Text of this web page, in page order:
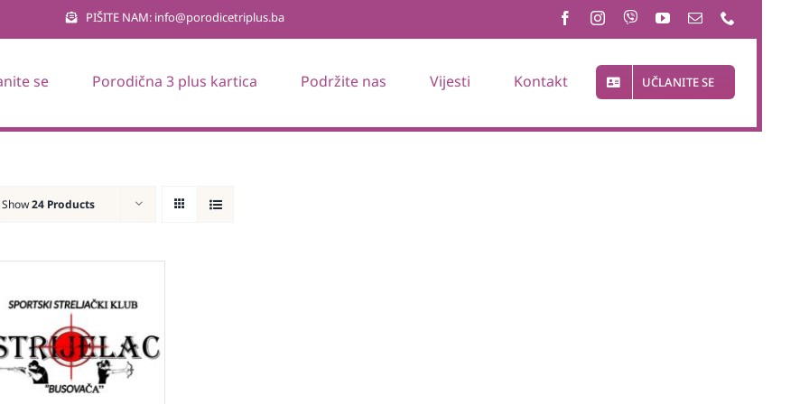
PIŠITE NAM: info@porodicetriplus.ba
se Porodična 3 plus kartica Podržite nas Vijesti Kontakt UČLANITE SE
Show24 Products